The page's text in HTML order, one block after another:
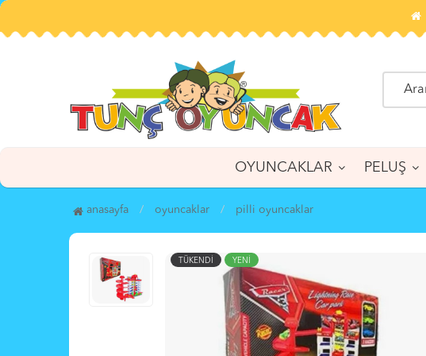
OYUNCAKLAR PELUŞ
anasayfa oyuncaklar pi̇lli̇ oyuncaklar
TÜKENDİ YENİ